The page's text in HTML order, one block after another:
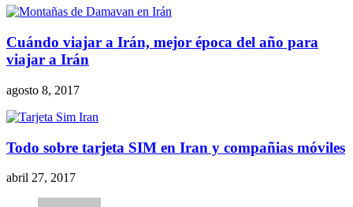
Cuándo viajar a Irán, mejor época del año para
viajar a Irán
agosto 8, 2017
Todo sobre tarjeta SIM en Iran y compañias móviles
abril 27, 2017